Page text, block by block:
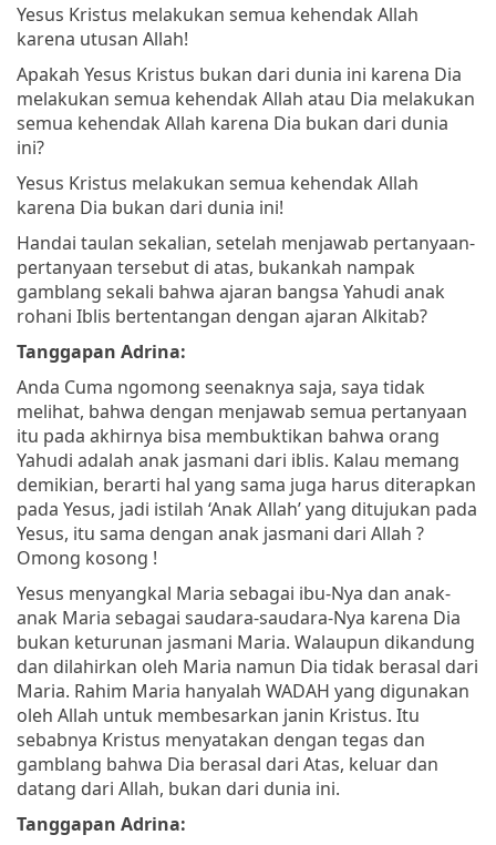
Yesus Kristus melakukan semua kehendak Allah
karena utusan Allah!
Apakah Yesus Kristus bukan dari dunia ini karena Dia
melakukan semua kehendak Allah atau Dia melakukan
semua kehendak Allah karena Dia bukan dari dunia
ini?
Yesus Kristus melakukan semua kehendak Allah
karena Dia bukan dari dunia ini!
Handai taulan sekalian, setelah menjawab pertanyaan-
pertanyaan tersebut di atas, bukankah nampak
gamblang sekali bahwa ajaran bangsa Yahudi anak
rohani Iblis bertentangan dengan ajaran Alkitab?
Tanggapan Adrina:
Anda Cuma ngomong seenaknya saja, saya tidak
melihat, bahwa dengan menjawab semua pertanyaan
itu pada akhirnya bisa membuktikan bahwa orang
Yahudi adalah anak jasmani dari iblis. Kalau memang
demikian, berarti hal yang sama juga harus diterapkan
pada Yesus, jadi istilah ‘Anak Allah’ yang ditujukan pada
Yesus, itu sama dengan anak jasmani dari Allah ?
Omong kosong !
Yesus menyangkal Maria sebagai ibu-Nya dan anak-
anak Maria sebagai saudara-saudara-Nya karena Dia
bukan keturunan jasmani Maria. Walaupun dikandung
dan dilahirkan oleh Maria namun Dia tidak berasal dari
Maria. Rahim Maria hanyalah WADAH yang digunakan
oleh Allah untuk membesarkan janin Kristus. Itu
sebabnya Kristus menyatakan dengan tegas dan
gamblang bahwa Dia berasal dari Atas, keluar dan
datang dari Allah, bukan dari dunia ini.
Tanggapan Adrina: